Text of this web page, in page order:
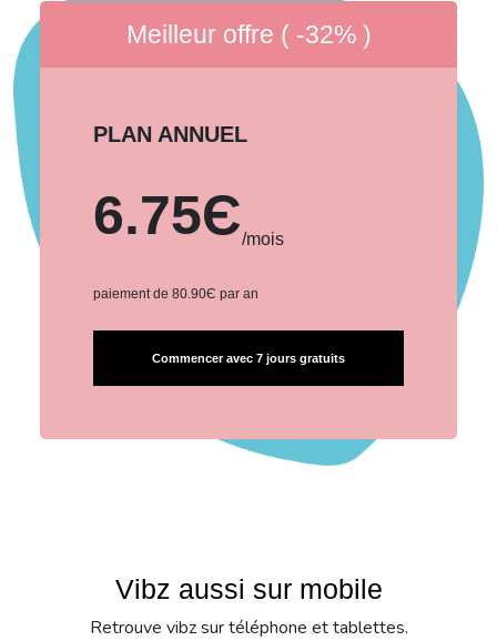
Meilleur offre ( -32% )
PLAN ANNUEL
6.75Є/mois
paiement de 80.90Є par an
Commencer avec 7 jours gratuits
Vibz aussi sur mobile
Retrouve vibz sur téléphone et tablettes.